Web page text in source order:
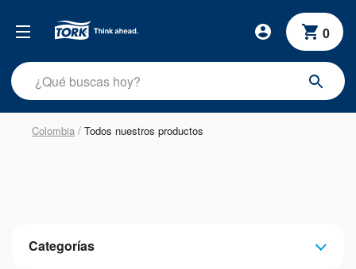
0
Colombia / Todos nuestros productos
Categorías